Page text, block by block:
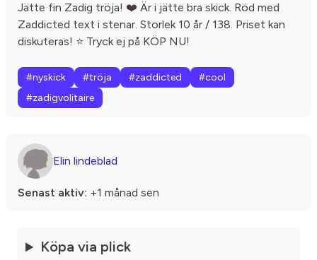
Jätte fin Zadig tröja! ❤️ Är i jätte bra skick. Röd med
Zaddicted text i stenar. Storlek 10 år / 138. Priset kan
diskuteras! ⭐️ Tryck ej på KÖP NU!
#nyskick #tröja #zaddicted
#cool
#zadigvolitaire
Elin lindeblad
Senast aktiv: +1 månad sen
Köpa via plick